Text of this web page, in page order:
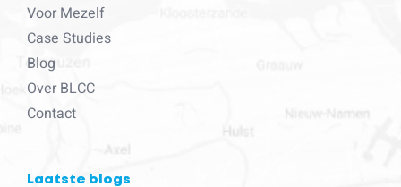
Voor Mezelf
Case Studies
Blog
Over BLCC
Contact
Laatste blogs